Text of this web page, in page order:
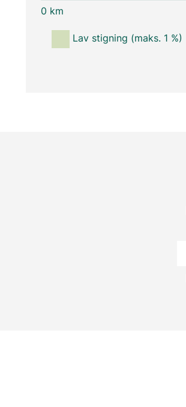
0 km
Lav stigning (maks. 1 %)